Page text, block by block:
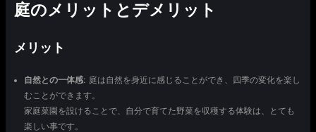
庭のメリットとデメリット
メリット
自然との一体感: 庭は自然を身近に感じることができ、四季の変化を楽し
むことができます。
家庭菜園を設けることで、自分で育てた野菜を収穫する体験は、とても
楽しい事です。